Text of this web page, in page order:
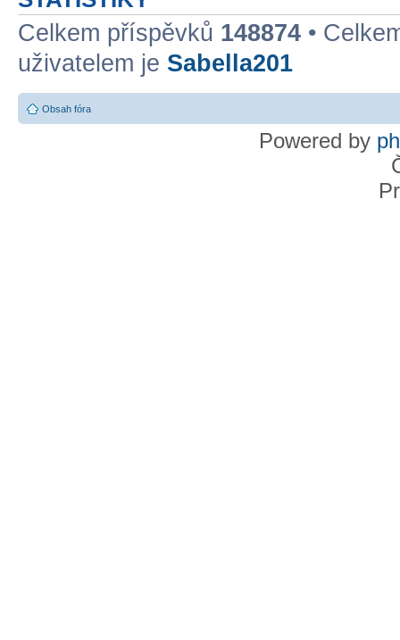
Celkem příspěvků 148874 •
uživatelem je Sabella201
Obsah fóra
Powered by